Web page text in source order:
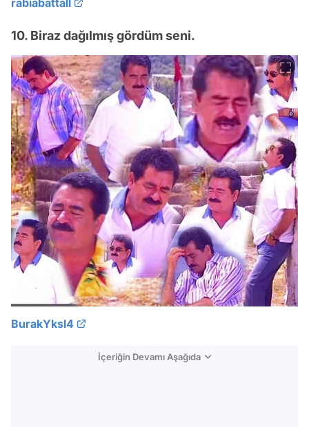
10. Biraz dağılmış gördüm seni.
BurakYksl4
İçeriğin Devamı Aşağıda